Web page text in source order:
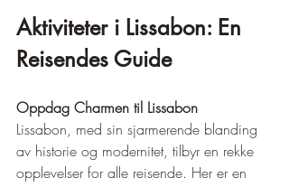
Aktiviteter i Lissabon: En
Reisendes Guide
Oppdag Charmen til Lissabon
Lissabon, med sin sjarmerende blanding
av historie og modernitet, tilbyr en rekke
opplevelser for alle reisende. Her er en